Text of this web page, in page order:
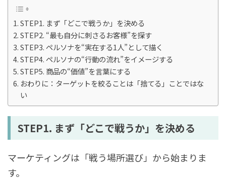
STEP1. まず「どこで戦うか」を決める
STEP2. “最も自分に刺さるお客様”を探す
STEP3. ペルソナを“実在する1人”として描く
STEP4. ペルソナの“行動の流れ”をイメージする
STEP5. 商品の“価値”を言葉にする
おわりに：ターゲットを絞ることは「捨てる」ことではな
い
STEP1. まず「どこで戦うか」を決める
マーケティングは「戦う場所選び」から始まりま
す。